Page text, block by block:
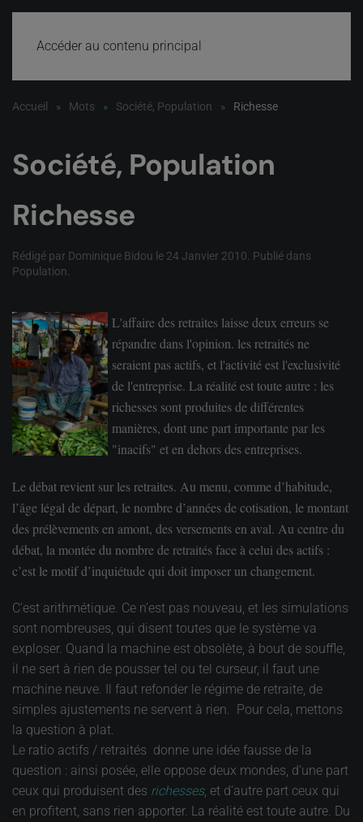
Accéder au contenu principal
Accueil Mots Société, Population Richesse
Société, Population
Richesse
Rédigé par Dominique Bidou le 24 Janvier 2010 . Publié dans
Population
L'affaire des retraites laisse deux erreurs se
répandre dans l'opinion. les retraités ne
seraient pas actifs, et l'activité est l'exclusivité
de l'entreprise. La réalité est toute autre : les
richesses sont produites de différentes
manières, dont une part importante par les
"inacifs" et en dehors des entreprises.
Le débat revient sur les retraites. Au menu, comme d’habitude,
l’âge légal de départ, le nombre d’années de cotisation, le montant
des prélèvements en amont, des versements en aval. Au centre du
débat, la montée du nombre de retraités face à celui des actifs :
c’est le motif d’inquiétude qui doit imposer un changement.
C’est arithmétique. Ce n’est pas nouveau, et les simulations
sont nombreuses, qui disent toutes que le système va
exploser. Quand la machine est obsolète, à bout de souffle,
il ne sert à rien de pousser tel ou tel curseur, il faut une
machine neuve. Il faut refonder le régime de retraite, de
simples ajustements ne servent à rien. Pour cela, mettons
la question à plat.
Le ratio actifs / retraités donne une idée fausse de la
question : ainsi posée, elle oppose deux mondes, d’une part
ceux qui produisent des richesses, et d’autre part ceux qui
en profitent, sans rien apporter. La réalité est toute autre. Du